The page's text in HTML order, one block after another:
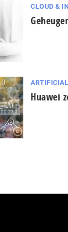
CLOUD &
Huawei